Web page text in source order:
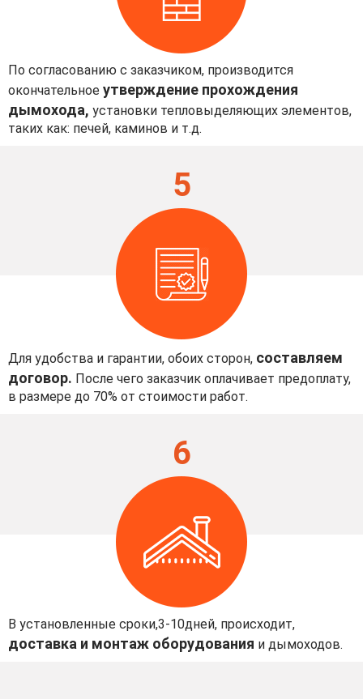
По согласованию с заказчиком, производится
окончательное утверждение прохождения
дымохода, установки тепловыделяющих элементов,
таких как: печей, каминов и т.д.
Для удобства и гарантии, обоих сторон, составляем
договор. После чего заказчик оплачивает предоплату,
в размере до 70% от стоимости работ.
5
В установленные сроки,3-10дней, происходит,
доставка и монтаж оборудования и дымоходов.
6